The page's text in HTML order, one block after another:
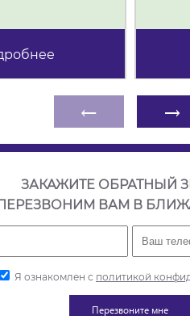
← →
ЗАКАЖИТЕ ОБРАТНЫЙ
ВАМ В
Я ознакомлен с политикой